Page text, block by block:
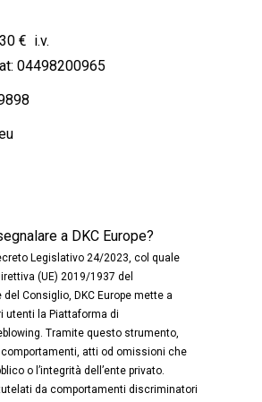
€ i.v.
04498200965
a DKC Europe?
Legislativo 24/2023, col quale
(UE) 2019/1937 del
Consiglio, DKC Europe mette a
utenti la Piattaforma di
Tramite questo strumento,
atti od omissioni che
o l’integrità dell’ente privato.
da comportamenti discriminatori